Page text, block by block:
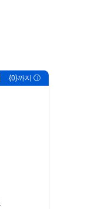
{0}까지